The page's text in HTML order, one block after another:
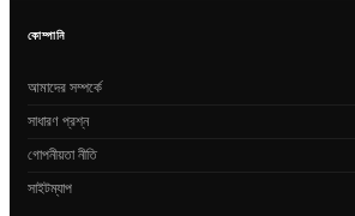
কোম্পানি
আমাদের সম্পর্কে
সাধারণ প্রশ্ন
গোপনীয়তা নীতি
সাইটম্যাপ